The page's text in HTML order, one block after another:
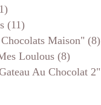
(11)
Maison" (8)
Loulous (8)
Au Chocolat 2"